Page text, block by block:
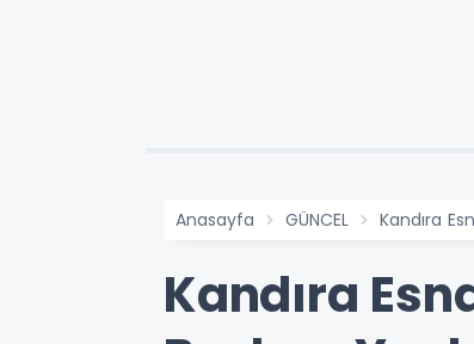
Anasayfa GÜNCEL Kandıra
Kandıra